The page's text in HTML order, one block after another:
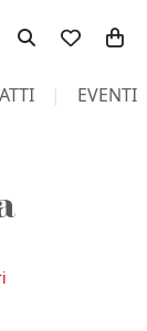
EVENTI